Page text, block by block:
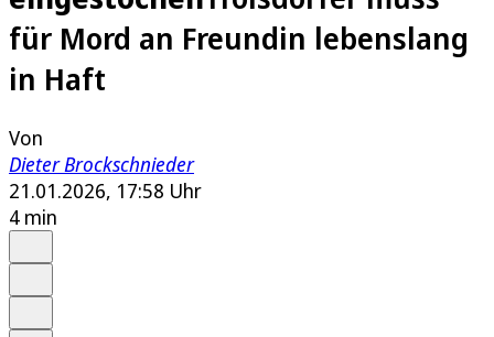
für Mord an Freundin lebenslang
in Haft
Von
Dieter Brockschnieder
21.01.2026, 17:58 Uhr
4 min